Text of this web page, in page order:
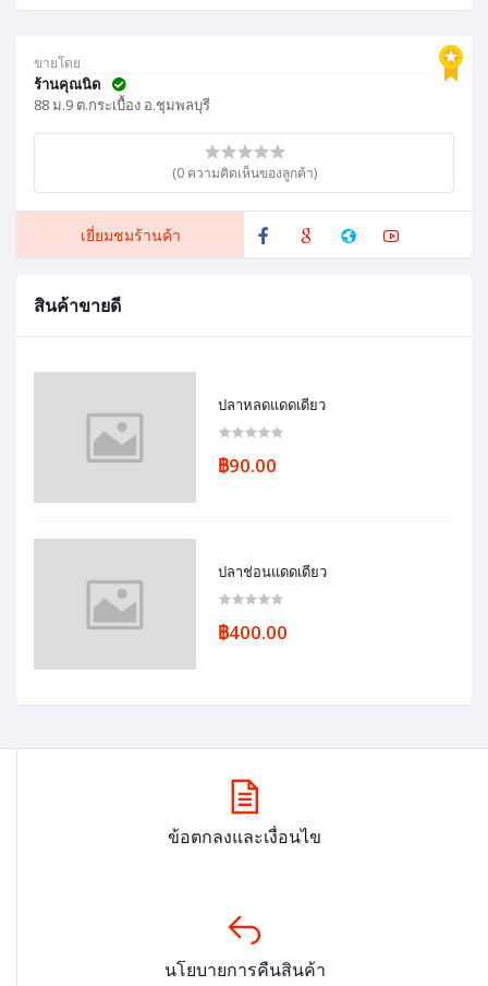
ขายโดย
ร้านคุณนิด
88 ม.9 ต.กระเบื้อง อ.ชุมพลบุรี
(0 ความคิดเห็นของลูกค้า)
เยี่ยมชมร้านค้า
สินค้าขายดี
ปลาหลดแดดเดียว
฿90.00
ปลาช่อนแดดเดียว
฿400.00
ข้อตกลงและเงื่อนไข
นโยบายการคืนสินค้า